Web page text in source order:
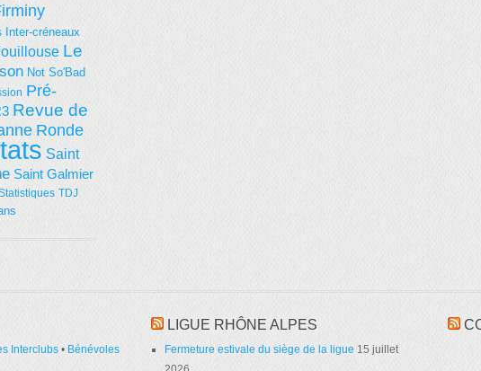
Inter-créneaux
Le
Not So'Bad
Pré-
Revue de
Ronde
Saint
Saint Galmier
TDJ
Interclubs • Bénévoles
LIGUE RHÔNE ALPES
Fermeture estivale du siège de la ligue 15 juillet